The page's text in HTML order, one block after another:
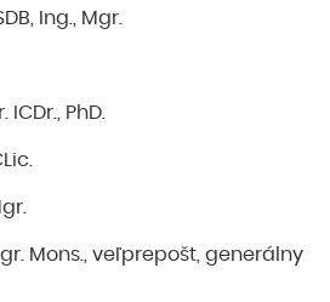
Ing., Mgr.
ICDr., PhD.
Mons., veľprepošt, generálny